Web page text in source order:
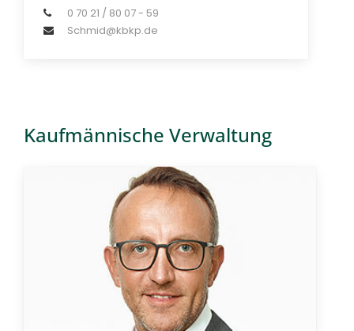
0 70 21 / 80 07 - 59
Schmid@kbkp.de
Kaufmännische Verwaltung